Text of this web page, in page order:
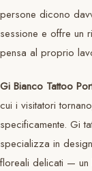
persone dicono
sessione e offre un
pensa al proprio
Gi Bianco Tattoo
cui i visitatori
specificamente. Gi
specializza in
floreali delicati — un